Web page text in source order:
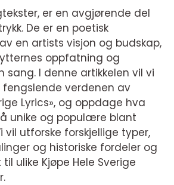
er en avgjørende del
De er en poetisk
en artists visjon og budskap,
oppfatning og
sang. I denne artikkelen vil vi
fengslende verdenen av
Lyrics», og oppdage hva
unike og populære blant
vil utforske forskjellige typer,
og historiske fordeler og
ulike Kjøpe Hele Sverige